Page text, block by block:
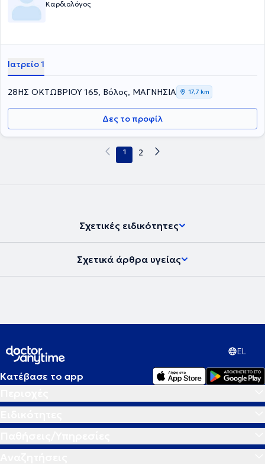
Καρδιολόγος
Ιατρείο 1
28ΗΣ ΟΚΤΩΒΡΙΟΥ 165, Βόλος, ΜΑΓΝΗΣΙΑ 17,7 km
Δες το προφίλ
1 2
Σχετικές ειδικότητες
Σχετικά άρθρα υγείας
EL
Κατέβασε το app